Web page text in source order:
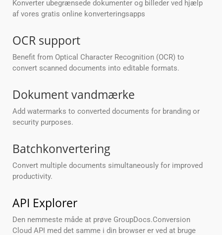
Konverter ubegrænsede dokumenter og billeder ved hjælp
af vores gratis online konverteringsapps
OCR support
Benefit from Optical Character Recognition (OCR) to
convert scanned documents into editable formats.
Dokument vandmærke
Add watermarks to converted documents for branding or
security purposes.
Batchkonvertering
Convert multiple documents simultaneously for improved
productivity.
API Explorer
Den nemmeste måde at prøve GroupDocs.Conversion
Cloud API med det samme i din browser er ved at bruge